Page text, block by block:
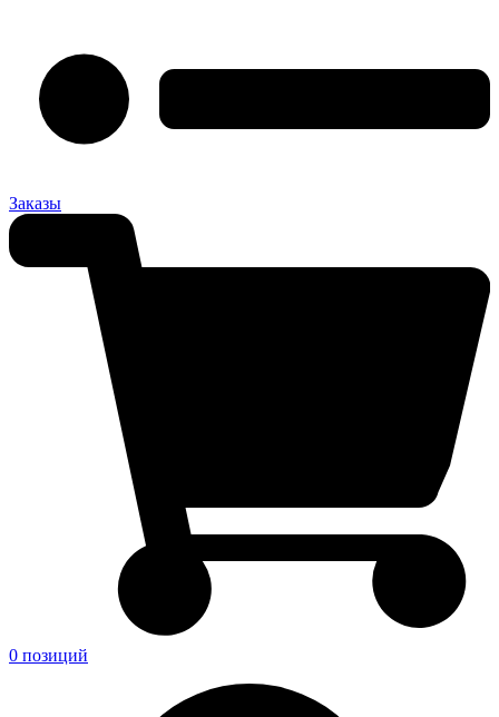
Заказы
0 позиций